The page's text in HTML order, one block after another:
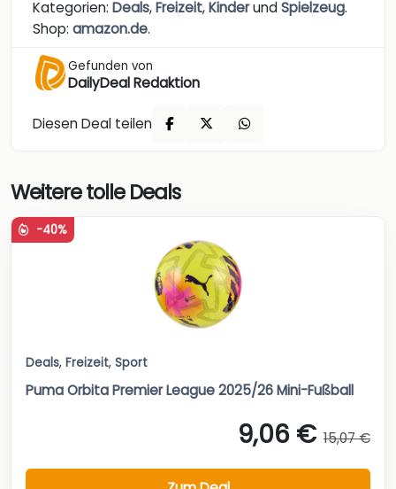
Kategorien: Deals,Freizeit,KinderundSpielzeug.
Shop: amazon.de.
Gefunden von
DailyDeal Redaktion
Diesen Deal teilen
Weitere tolle Deals
-40%
Deals, Freizeit, Sport
Puma Orbita Premier League 2025/26 Mini-Fußball
9,06 € 15,07 €